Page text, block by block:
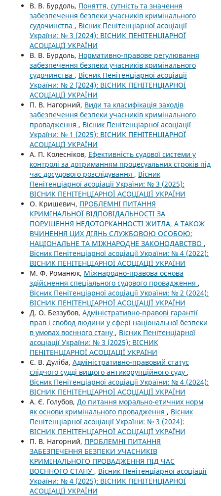
В. В. Бурдоль, Поняття, сутність та значення
забезпечення безпеки учасників кримінального
судочинства , Вісник Пенітенціарної асоціації
України: № 3 (2024): ВІСНИК ПЕНІТЕНЦІАРНОЇ
АСОЦІАЦІЇ УКРАЇНИ
В. В. Бурдоль, Нормативно-правове регулювання
забезпечення безпеки учасників кримінального
судочинства , Вісник Пенітенціарної асоціації
України: № 2 (2024): ВІСНИК ПЕНІТЕНЦІАРНОЇ
АСОЦІАЦІЇ УКРАЇНИ
П. В. Нагорний, Види та класифікація заходів
забезпечення безпеки учасників кримінального
провадження , Вісник Пенітенціарної асоціації
України: № 1 (2025): ВІСНИК ПЕНІТЕНЦІАРНОЇ
АСОЦІАЦІЇ УКРАЇНИ
А. П. Колесніков, Ефективність судової системи у
контролі за дотриманням процесуальних строків під
час досудового розслідування , Вісник
Пенітенціарної асоціації України: № 3 (2025):
ВІСНИК ПЕНІТЕНЦІАРНОЇ АСОЦІАЦІЇ УКРАЇНИ
О. Кришевич, ПРОБЛЕМНІ ПИТАННЯ
КРИМІНАЛЬНОЇ ВІДПОВІДАЛЬНОСТІ ЗА
ПОРУШЕННЯ НЕДОТОРКАННОСТІ ЖИТЛА, А ТАКОЖ
ВЧИНЕННЯ ЦИХ ДІЯНЬ СЛУЖБОВОЮ ОСОБОЮ:
НАЦІОНАЛЬНЕ ТА МІЖНАРОДНЕ ЗАКОНОДАВСТВО ,
Вісник Пенітенціарної асоціації України: № 4 (2022):
ВІСНИК ПЕНІТЕНЦІАРНОЇ АСОЦІАЦІЇ УКРАЇНИ
М. Ф. Романюк, Міжнародно-правова основа
здійснення спеціального судового провадження ,
Вісник Пенітенціарної асоціації України: № 2 (2024):
ВІСНИК ПЕНІТЕНЦІАРНОЇ АСОЦІАЦІЇ УКРАЇНИ
Д. О. Беззубов, Адміністративно-правові гарантії
прав і свобод людини у сфері національної безпеки
в умовах воєнного стану , Вісник Пенітенціарної
асоціації України: № 3 (2025): ВІСНИК
ПЕНІТЕНЦІАРНОЇ АСОЦІАЦІЇ УКРАЇНИ
Є. В. Дуліба, Адміністративно-правовий статус
слідчого судді вищого антикорупційного суду ,
Вісник Пенітенціарної асоціації України: № 4 (2024):
ВІСНИК ПЕНІТЕНЦІАРНОЇ АСОЦІАЦІЇ УКРАЇНИ
А. Є. Голубов, До питання морально-етичних норм
як основи кримінального провадження , Вісник
Пенітенціарної асоціації України: № 3 (2024):
ВІСНИК ПЕНІТЕНЦІАРНОЇ АСОЦІАЦІЇ УКРАЇНИ
П. В. Нагорний, ПРОБЛЕМНІ ПИТАННЯ
ЗАБЕЗПЕЧЕННЯ БЕЗПЕКИ УЧАСНИКІВ
КРИМІНАЛЬНОГО ПРОВАДЖЕННЯ ПІД ЧАС
ВОЄННОГО СТАНУ , Вісник Пенітенціарної асоціації
України: № 4 (2025): ВІСНИК ПЕНІТЕНЦІАРНОЇ
АСОЦІАЦІЇ УКРАЇНИ